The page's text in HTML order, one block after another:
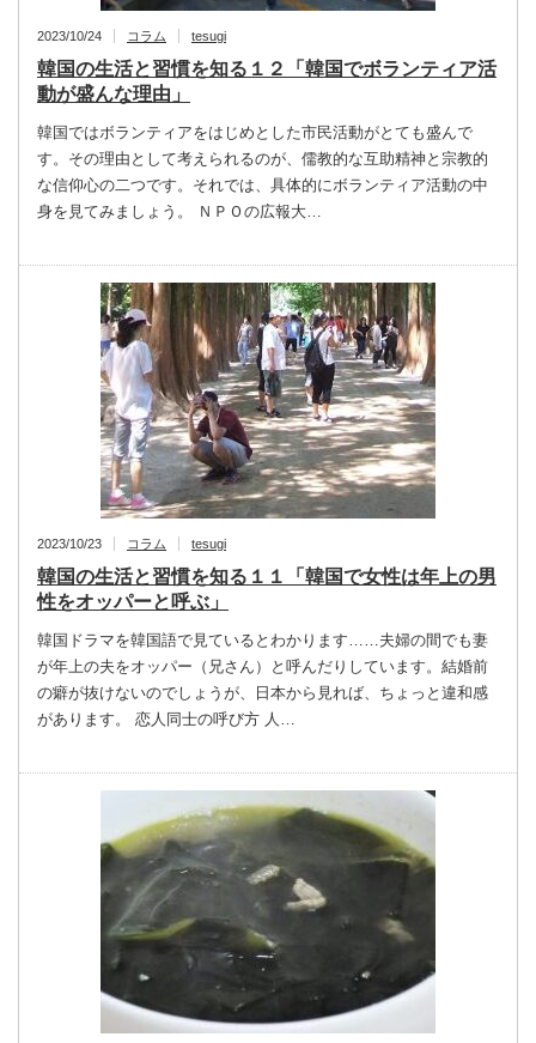
2023/10/24 コラム tesugi
韓国の生活と習慣を知る１２「韓国でボランティア活
動が盛んな理由」
韓国ではボランティアをはじめとした市民活動がとても盛んで
す。その理由として考えられるのが、儒教的な互助精神と宗教的
な信仰心の二つです。それでは、具体的にボランティア活動の中
身を見てみましょう。 ＮＰＯの広報大…
2023/10/23 コラム tesugi
韓国の生活と習慣を知る１１「韓国で女性は年上の男
性をオッパーと呼ぶ」
韓国ドラマを韓国語で見ているとわかります……夫婦の間でも妻
が年上の夫をオッパー（兄さん）と呼んだりしています。結婚前
の癖が抜けないのでしょうが、日本から見れば、ちょっと違和感
があります。 恋人同士の呼び方 人…